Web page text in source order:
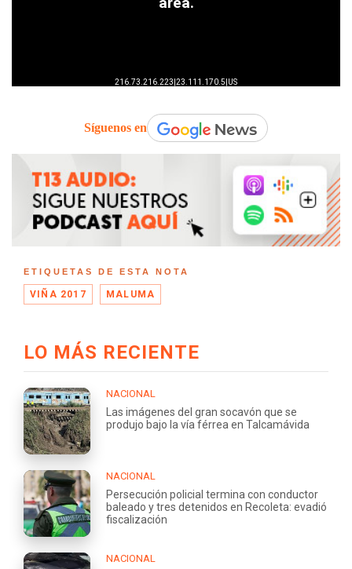
Síguenos en
ETIQUETAS DE ESTA NOTA
VIÑA 2017 MALUMA
LO MÁS RECIENTE
NACIONAL
Las imágenes del gran socavón que se
produjo bajo la vía férrea en Talcamávida
NACIONAL
Persecución policial termina con conductor
baleado y tres detenidos en Recoleta: evadió
fiscalización
NACIONAL